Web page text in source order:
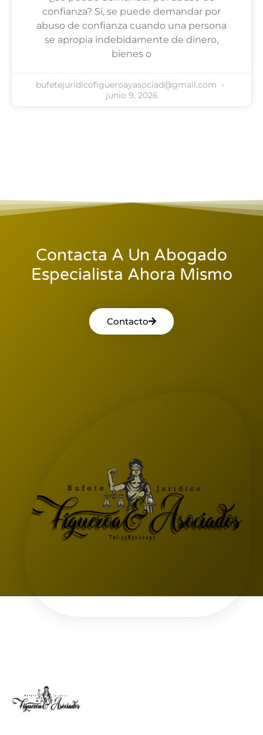
confianza? Sí, se puede demandar por
abuso de confianza cuando una persona
se apropia indebidamente de dinero,
bienes o
bufetejuridicofigueroayasociad@gmail.com
junio 9, 2026
Contacta A Un Abogado
Especialista Ahora Mismo
Contacto